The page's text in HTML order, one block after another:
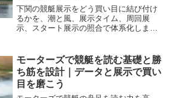
下関の競艇展示をどう買い目に結び付け
るかを、潮と風、展示タイム、周回展
示、スタート展示の照合で体系化しま
ょう。
モーターズで競艇を読む基礎と勝
ち筋を設計｜データと展示で買い
目を磨こう